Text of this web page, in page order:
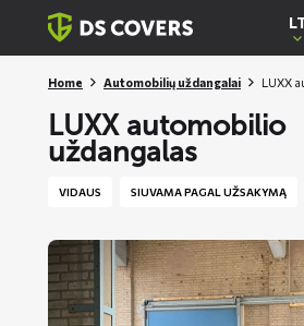
Skiplinks
Home Automobilių uždangalai LUXX
LUXX automobilio
uždangalas
VIDAUS SIUVAMA PAGAL UŽSAKYMĄ